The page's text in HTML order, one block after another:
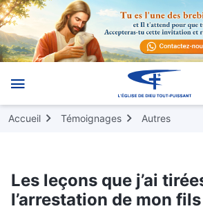
Accueil Témoignages Autres
Les leçons que j’ai
l’arrestation de mon fils